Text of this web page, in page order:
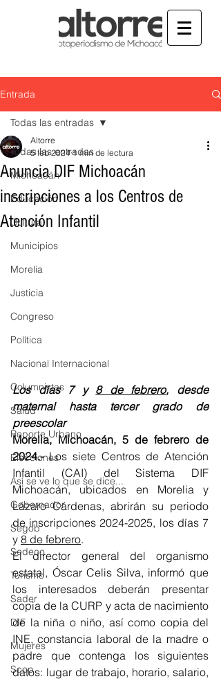
Entrada
Todas las entradas
Michoacán
Educación
Cultura
Municipios
Morelia
Justicia
Congreso
Política
Nacional Internacional
Columnistas
Salud
Reporte Urbano
Elecciones
Así se ve lo que se dice...
Gobernador
Segob
Sedeco
Turismo
Sader
DIF
Mujeres
Scop
Todas las entradas
Anuncia DIF Michoacán
inscripciones a los Centros de
Atención Infantil
Altorre
5 feb 2024 1 min de lectura
Los días 7 y 8 de febrero, desde
maternal hasta tercer grado de
preescolar
Morelia, Michoacán, 5 de febrero de
2024.- Los siete Centros de Atención
Infantil (CAI) del Sistema DIF
Michoacán, ubicados en Morelia y
Lázaro Cárdenas, abrirán su periodo
de inscripciones 2024-2025, los días 7
y 8 de febrero.
El director general del organismo
estatal, Óscar Celis Silva, informó que
los interesados deberán presentar
copia de la CURP y acta de nacimiento
de la niña o niño, así como copia del
INE, constancia laboral de la madre o
padre que contenga los siguientes
datos: lugar de trabajo, horario, salario,